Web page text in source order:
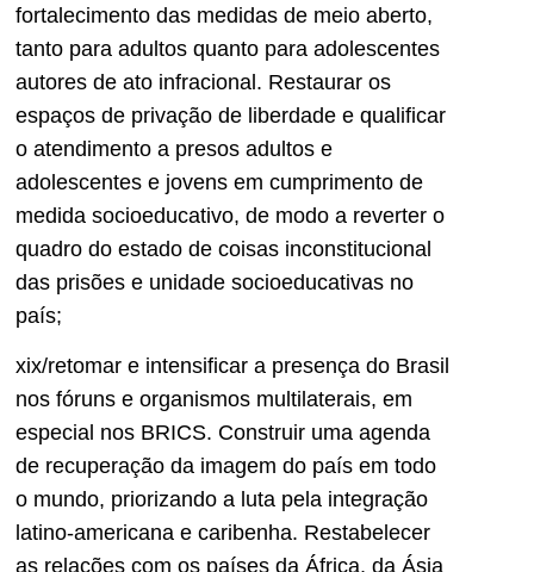
fortalecimento das medidas de meio aberto,
tanto para adultos quanto para adolescentes
autores de ato infracional. Restaurar os
espaços de privação de liberdade e qualificar
o atendimento a presos adultos e
adolescentes e jovens em cumprimento de
medida socioeducativo, de modo a reverter o
quadro do estado de coisas inconstitucional
das prisões e unidade socioeducativas no
país;
xix/retomar e intensificar a presença do Brasil
nos fóruns e organismos multilaterais, em
especial nos BRICS. Construir uma agenda
de recuperação da imagem do país em todo
o mundo, priorizando a luta pela integração
latino-americana e caribenha. Restabelecer
as relações com os países da África, da Ásia